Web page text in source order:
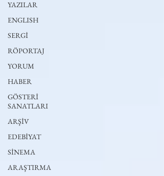
YAZILAR
ENGLISH
SERGİ
RÖPORTAJ
YORUM
HABER
GÖSTERİ
SANATLARI
ARŞİV
EDEBİYAT
SİNEMA
ARAŞTIRMA